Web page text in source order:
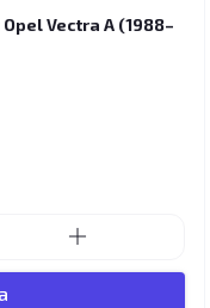
Vectra A (1988–